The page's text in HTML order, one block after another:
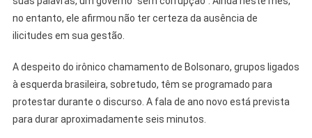
no entanto, ele afirmou não ter certeza da ausência de
ilicitudes em sua gestão.
A despeito do irônico chamamento de Bolsonaro, grupos ligados
à esquerda brasileira, sobretudo, têm se programado para
protestar durante o discurso. A fala de ano novo está prevista
para durar aproximadamente seis minutos.